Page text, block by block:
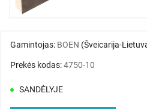
Gamintojas: BOEN (Šveicarija-
Prekės kodas:4750-10
SANDĖLYJE